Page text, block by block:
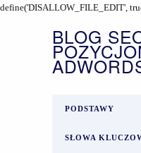
define('DISALLOW_FILE_EDIT',
BLOG
PODSTAWY
SŁOWA